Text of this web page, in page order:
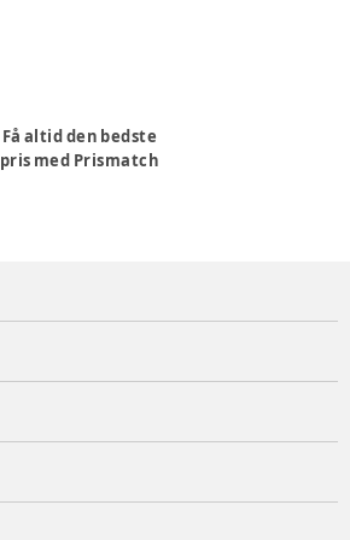
Få altid den bedste
pris med Prismatch